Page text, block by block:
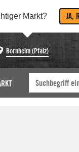
Markt? JA,
Bornheim (Pfalz)